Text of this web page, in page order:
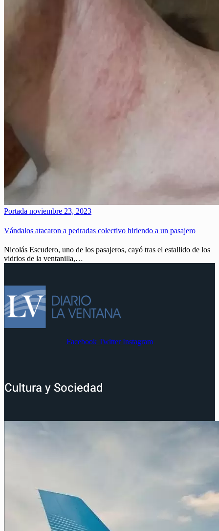
Portada noviembre 23, 2023
Vándalos atacaron a pedradas colectivo hiriendo a un pasajero
Nicolás Escudero, uno de los pasajeros, cayó tras el estallido de los
vidrios de la ventanilla,…
Facebook Twitter Instagram
Cultura y Sociedad